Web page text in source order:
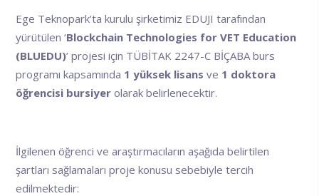
Ege Teknopark’ta kurulu şirketimiz EDUJI tarafından
yürütülen ‘Blockchain Technologies for VET Education
(BLUEDU)’ projesi için TÜBİTAK 2247-C BİÇABA burs
programı kapsamında 1 yüksek lisans ve 1 doktora
öğrencisi bursiyer olarak belirlenecektir.
İlgilenen öğrenci ve araştırmacıların aşağıda belirtilen
şartları sağlamaları proje konusu sebebiyle tercih
edilmektedir: